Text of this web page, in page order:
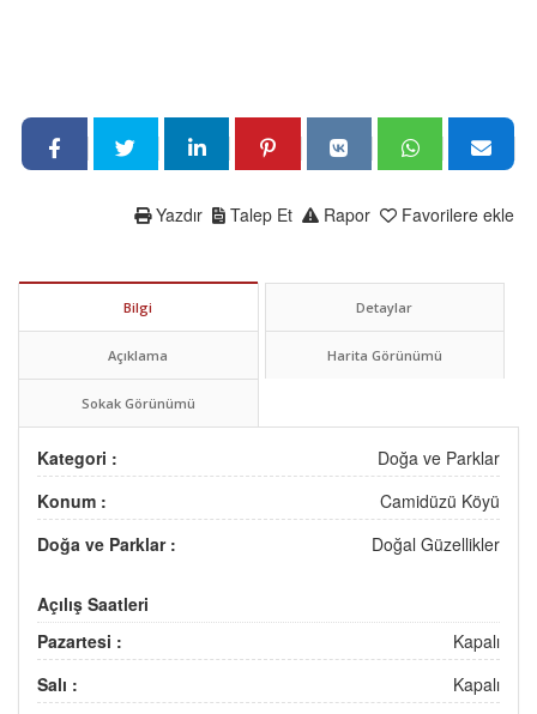
Favorilere ekle
Rapor
Talep Et
Yazdır
Bilgi Detaylar
Açıklama Harita Görünümü
Sokak Görünümü
Kategori :
Doğa ve Parklar
Konum :
Camidüzü Köyü
Doğa ve Parklar :
Doğal Güzellikler
Açılış Saatleri
Pazartesi :
Kapalı
Salı :
Kapalı